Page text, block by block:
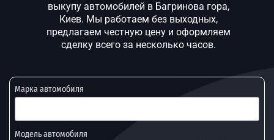
выкупу автомобилей в Багринова гора,
Киев. Мы работаем без выходных,
предлагаем честную цену и оформляем
сделку всего за несколько часов.
Марка автомобиля
Модель автомобиля